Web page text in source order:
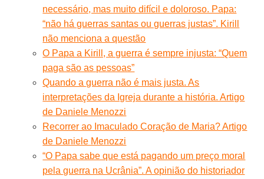
necessário, mas muito difícil e doloroso. Papa:
“não há guerras santas ou guerras justas”. Kirill
não menciona a questão
O Papa a Kirill, a guerra é sempre injusta: “Quem
paga são as pessoas”
Quando a guerra não é mais justa. As
interpretações da Igreja durante a história. Artigo
de Daniele Menozzi
Recorrer ao Imaculado Coração de Maria? Artigo
de Daniele Menozzi
“O Papa sabe que está pagando um preço moral
pela guerra na Ucrânia”. A opinião do historiador